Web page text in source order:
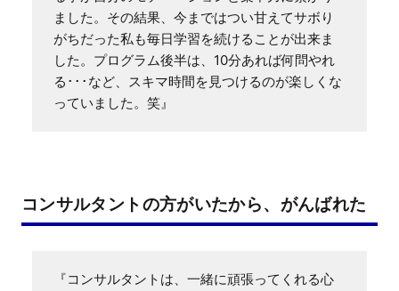
ました。その結果、今まではつい甘えてサボり
がちだった私も毎日学習を続けることが出来ま
した。プログラム後半は、10分あれば何問やれ
る･･･など、スキマ時間を見つけるのが楽しくな
っていました。笑』
コンサルタントの方がいたから、がんばれた
『コンサルタントは、一緒に頑張ってくれる心